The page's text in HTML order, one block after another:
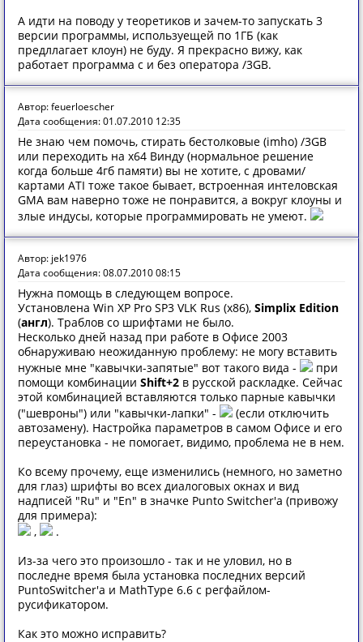
А идти на поводу у теоретиков и зачем-то запускать 3
версии программы, используещей по 1ГБ (как
предллагает клоун) не буду. Я прекрасно вижу, как
работает программа с и без оператора /3GB.
Автор: feuerloescher
Дата сообщения: 01.07.2010 12:35
Не знаю чем помочь, стирать бестолковые (imho) /3GB
или переходить на x64 Винду (нормальное решение
когда больше 4гб памяти) вы не хотите, с дровами/
картами ATI тоже такое бывает, встроенная интеловская
GMA вам наверно тоже не понравится, а вокруг клоуны и
злые индусы, которые программировать не умеют.
Автор: jek1976
Дата сообщения: 08.07.2010 08:15
Нужна помощь в следующем вопросе.
Установлена Win XP Pro SP3 VLK Rus (x86), Simplix Edition
(англ). Траблов со шрифтами не было.
Несколько дней назад при работе в Офисе 2003
обнаруживаю неожиданную проблему: не могу вставить
нужные мне "кавычки-запятые" вот такого вида -
при
помощи комбинации Shift+2 в русской раскладке. Сейчас
этой комбинацией вставляются только парные кавычки
("шевроны") или "кавычки-лапки" -
(если отключить
автозамену). Настройка параметров в самом Офисе и его
переустановка - не помогает, видимо, проблема не в нем.
Ко всему прочему, еще изменились (немного, но заметно
для глаз) шрифты во всех диалоговых окнах и вид
надписей "Ru" и "En" в значке Punto Switcher'а (привожу
для примера):
,
.
Из-за чего это произошло - так и не уловил, но в
последне время была установка последних версий
PuntoSwitcher'а и MathType 6.6 с регфайлом-
русификатором.
Как это можно исправить?